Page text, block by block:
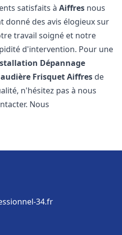
satisfaits àAiffres nous
donné des avis élogieux sur
travail soigné et notre
d'intervention. Pour une
Dépannage
FrisquetAiffres de
n'hésitez pas à nous
Nous
34.fr